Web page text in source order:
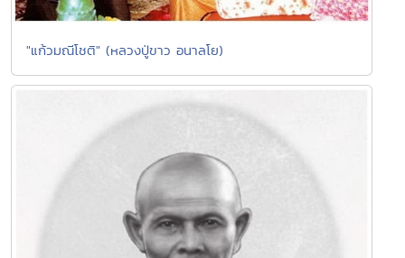
"แก้วมณีโชติ" (หลวงปู่ขาว อนาลโย)